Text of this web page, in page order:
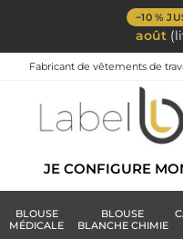
−10 %
août
Fabricant de vêtements de
JE CONFIGURE
BLOUSE
MÉDICALE
BLOUSE
BLANCHE CHIMIE